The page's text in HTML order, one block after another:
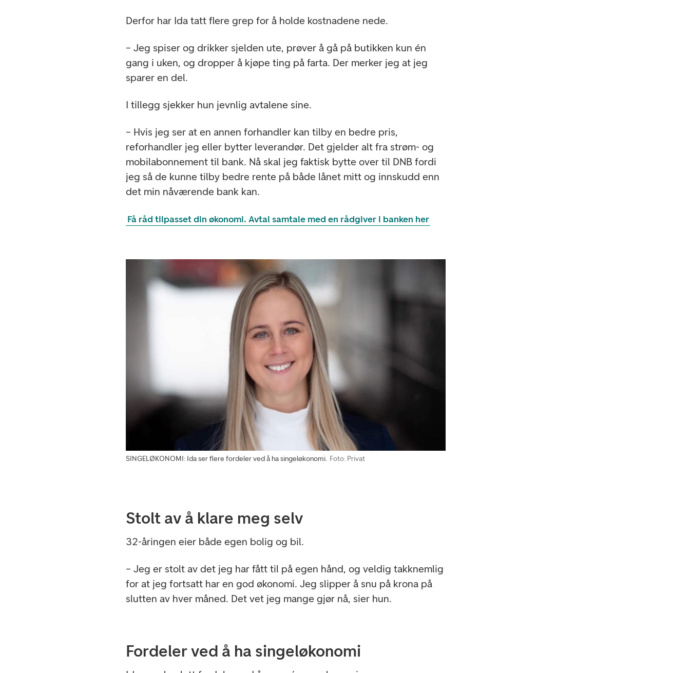
Derfor har Ida tatt flere grep for å holde kostnadene nede.
– Jeg spiser og drikker sjelden ute, prøver å gå på butikken kun én
gang i uken, og dropper å kjøpe ting på farta. Der merker jeg at jeg
sparer en del.
I tillegg sjekker hun jevnlig avtalene sine.
– Hvis jeg ser at en annen forhandler kan tilby en bedre pris,
reforhandler jeg eller bytter leverandør. Det gjelder alt fra strøm- og
mobilabonnement til bank. Nå skal jeg faktisk bytte over til DNB fordi
jeg så de kunne tilby bedre rente på både lånet mitt og innskudd enn
det min nåværende bank kan.
Få råd tilpasset din økonomi. Avtal samtale med en rådgiver i banken her
SINGELØKONOMI: Ida ser flere fordeler ved å ha singeløkonomi. Foto: Privat
Stolt av å klare meg selv
32-åringen eier både egen bolig og bil.
– Jeg er stolt av det jeg har fått til på egen hånd, og veldig takknemlig
for at jeg fortsatt har en god økonomi. Jeg slipper å snu på krona på
slutten av hver måned. Det vet jeg mange gjør nå, sier hun.
Fordeler ved å ha singeløkonomi